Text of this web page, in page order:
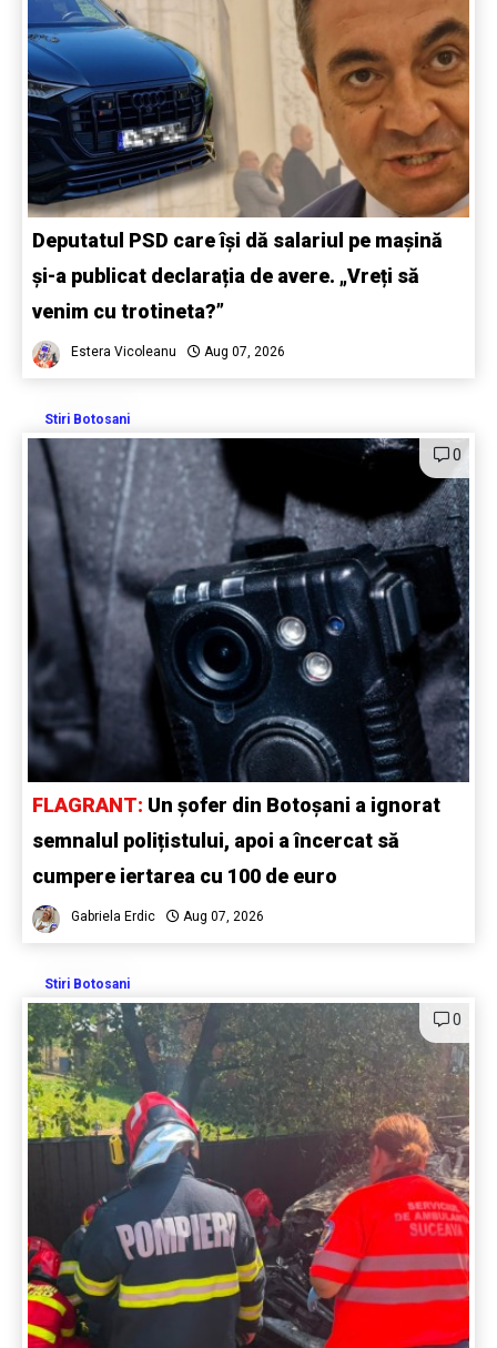
Deputatul PSD care își dă salariul pe mașină
și-a publicat declarația de avere. „Vreți să
venim cu trotineta?”
Estera Vicoleanu Aug 07, 2026
Stiri Botosani
0
FLAGRANT: Un șofer din Botoșani a ignorat
semnalul polițistului, apoi a încercat să
cumpere iertarea cu 100 de euro
Gabriela Erdic Aug 07, 2026
Stiri Botosani
0